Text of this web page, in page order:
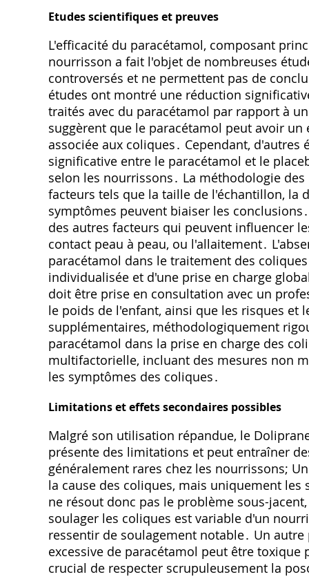
Etudes scientifiques et preuves
L'efficacité du paracétamol, composant
nourrisson a fait l'objet de nombreuses
controversés et ne permettent pas de
études ont montré une réduction
traités avec du paracétamol par rapport à
suggèrent que le paracétamol peut avoir
associée aux coliques․ Cependant,
significative entre le paracétamol et le
selon les nourrissons․ La méthodologie
facteurs tels que la taille de l'échantillon, la
symptômes peuvent biaiser les
des autres facteurs qui peuvent influencer
contact peau à peau, ou l'allaitement․
paracétamol dans le traitement des
individualisée et d'une prise en charge
doit être prise en consultation avec un
le poids de l'enfant, ainsi que les risques et
supplémentaires, méthodologiquement
paracétamol dans la prise en charge des
multifactorielle, incluant des mesures non
les symptômes des coliques․
Limitations et effets secondaires possibles
Malgré son utilisation répandue, le
présente des limitations et peut entraîner
généralement rares chez les nourrissons;
la cause des coliques, mais uniquement
ne résout donc pas le problème sous-
soulager les coliques est variable d'un
ressentir de soulagement notable․ Un
excessive de paracétamol peut être
crucial de respecter scrupuleusement la